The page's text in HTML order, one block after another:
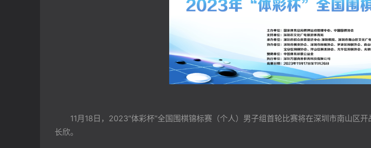
11月18日，2023“体彩杯”全国围棋锦标赛（个人）男子组首轮比赛将在深圳市南山区
长欣。